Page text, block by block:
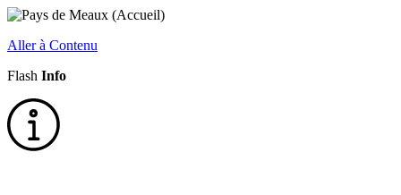
Aller à Contenu
Flash Info